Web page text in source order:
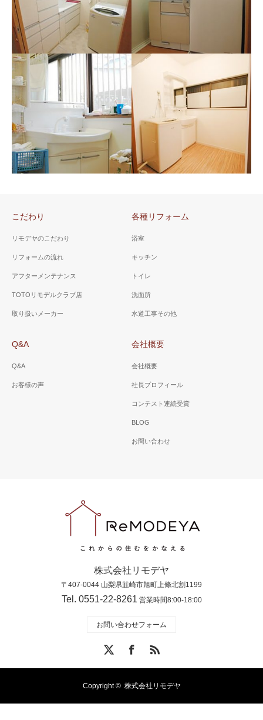
山梨県 昭和町 Ｓ様邸（洗
面所）
く使いやすい設計に。
山梨県 市川三郷町 Ａ様
に収ま理、洗面台はすべて引
上げました。
（洗面所）
３面鏡で小物類が収納でき、
ンや洗面ボールのお掃除に便
（洗面所）
ホワイト色をベースに、床は
択。ローコストで、オシャレ
こだわり
リモデヤのこだわり
リフォームの流れ
アフターメンテナンス
TOTOリモデルクラブ店
取り扱いメーカー
各種リフォーム
浴室
キッチン
トイレ
洗面所
水道工事その他
Q&A
Q&A
お客様の声
会社概要
会社概要
社長プロフィール
コンテスト連続受賞
BLOG
お問い合わせ
株式会社リモデヤ
〒407-0044 山梨県韮崎市旭町上條北割1199
Tel. 0551-22-8261営業時間8:00-18:00
お問い合わせフォーム
RSS
Copyright © 株式会社リモデヤ